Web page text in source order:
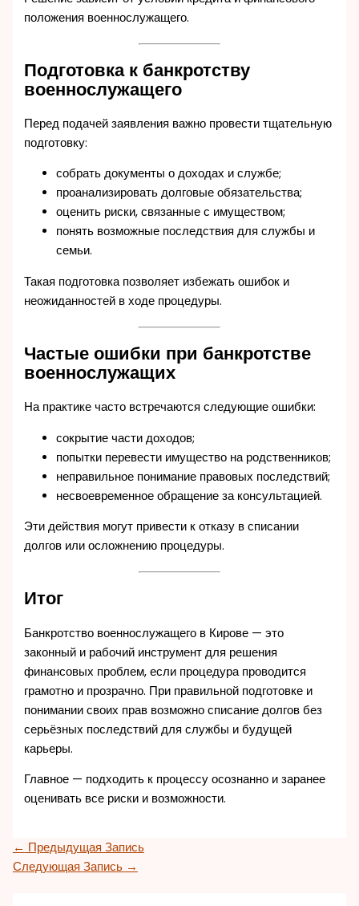
положения военнослужащего.
Подготовка к банкротству
военнослужащего
Перед подачей заявления важно провести тщательную
подготовку:
собрать документы о доходах и службе;
проанализировать долговые обязательства;
оценить риски, связанные с имуществом;
понять возможные последствия для службы и
семьи.
Такая подготовка позволяет избежать ошибок и
неожиданностей в ходе процедуры.
Частые ошибки при банкротстве
военнослужащих
На практике часто встречаются следующие ошибки:
сокрытие части доходов;
попытки перевести имущество на родственников;
неправильное понимание правовых последствий;
несвоевременное обращение за консультацией.
Эти действия могут привести к отказу в списании
долгов или осложнению процедуры.
Итог
Банкротство военнослужащего в Кирове — это
законный и рабочий инструмент для решения
финансовых проблем, если процедура проводится
грамотно и прозрачно. При правильной подготовке и
понимании своих прав возможно списание долгов без
серьёзных последствий для службы и будущей
карьеры.
Главное — подходить к процессу осознанно и заранее
оценивать все риски и возможности.
← Предыдущая Запись
Следующая Запись →